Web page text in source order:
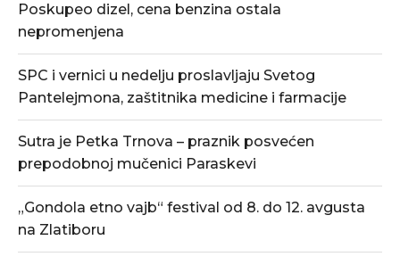
Poskupeo dizel, cena benzina ostala
nepromenjena
SPC i vernici u nedelju proslavljaju Svetog
Pantelejmona, zaštitnika medicine i farmacije
Sutra je Petka Trnova – praznik posvećen
prepodobnoj mučenici Paraskevi
„Gondola etno vajb“ festival od 8. do 12. avgusta
na Zlatiboru